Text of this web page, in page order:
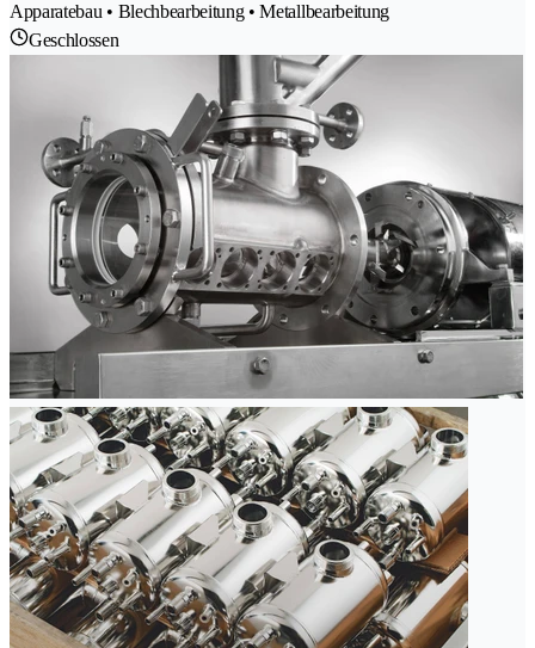
Apparatebau • Blechbearbeitung • Metallbearbeitung
Geschlossen